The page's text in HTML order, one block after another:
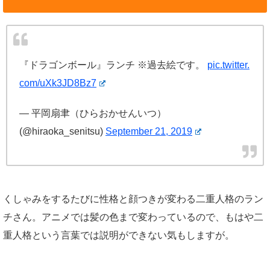
『ドラゴンボール』ランチ ※過去絵です。 pic.twitter.
com/uXk3JD8Bz7
— 平岡扇聿（ひらおかせんいつ）
(@hiraoka_senitsu) September 21, 2019
くしゃみをするたびに性格と顔つきが変わる二重人格のラン
チさん。アニメでは髪の色まで変わっているので、もはや二
重人格という言葉では説明ができない気もしますが。